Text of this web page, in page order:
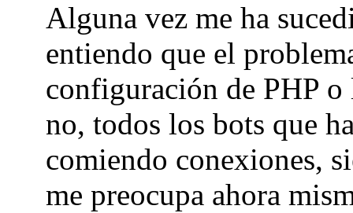
Alguna vez me ha
entiendo que el
configuración de PHP o
no, todos los bots que
comiendo conexiones,
me preocupa ahora